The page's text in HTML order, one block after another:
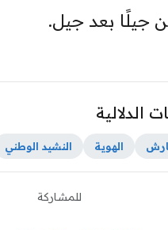
جيلًا بعد جيل.
الدلالية
الهوية النشيد الوطني
للمشاركة